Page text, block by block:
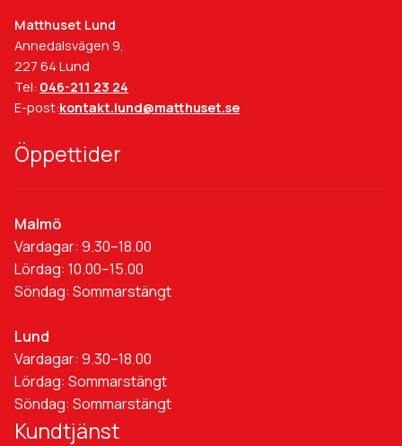
Matthuset Lund
Annedalsvägen 9,
227 64 Lund
Tel: 046-211 23 24
E-post:kontakt.lund@matthuset.se
Öppettider
Malmö
Vardagar: 9.30–18.00
Lördag: 10.00–15.00
Söndag: Sommarstängt
Lund
Vardagar: 9.30–18.00
Lördag: Sommarstängt
Söndag: Sommarstängt
Kundtjänst